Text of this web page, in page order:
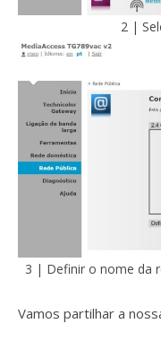
2 |
3 | Definir o nome da
Vamos partilhar a